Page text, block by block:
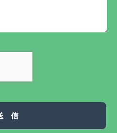
信